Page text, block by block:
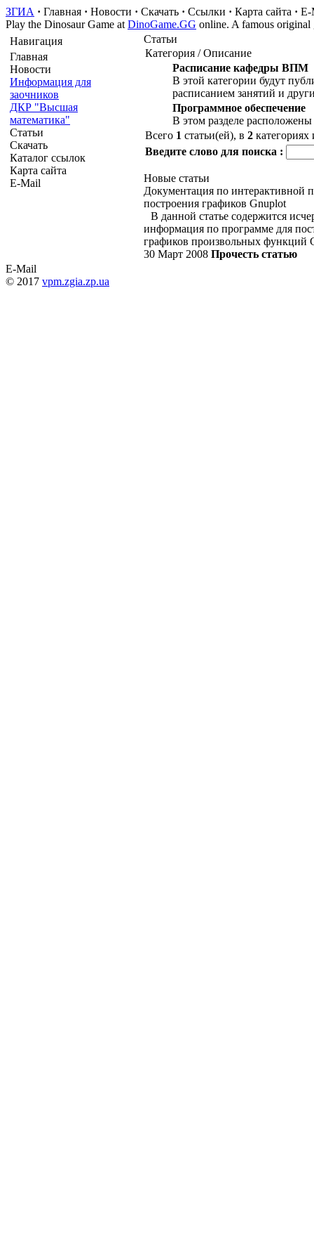
ЗГИА · Главная · Новости · Скачать · Ссылки · Карта сайта · E-
Play the Dinosaur Game at DinoGame.GG online. A famous original
Навигация
Главная
Новости
Информация для
заочников
ДКР "Высшая
математика"
Статьи
Скачать
Каталог ссылок
Карта сайта
E-Mail
Статьи
Категория / Описание
Расписание кафедры ВПМ
В этой категории будут
расписанием занятий и
Программное обеспечение
В этом разделе
Всего 1 статьи(ей), в 2
Введите слово для поиска :
Новые статьи
Документация по интерактивной
построения графиков Gnuplot
В данной статье содержится
информация по программе для
графиков произвольных функций
30 Март 2008 Прочесть статью
E-Mail
© 2017 vpm.zgia.zp.ua